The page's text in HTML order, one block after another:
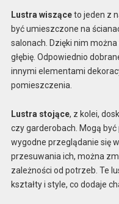
Lustra wisząceto jeden z
być umieszczone na
salonach. Dzięki nim
głębię. Odpowiednio
innymi elementami
pomieszczenia.
Lustra stojące, z kolei,
czy garderobach. Mogą
wygodne przeglądanie się
przesuwania ich, można
zależności od potrzeb. Te
kształty i style, co dodaje